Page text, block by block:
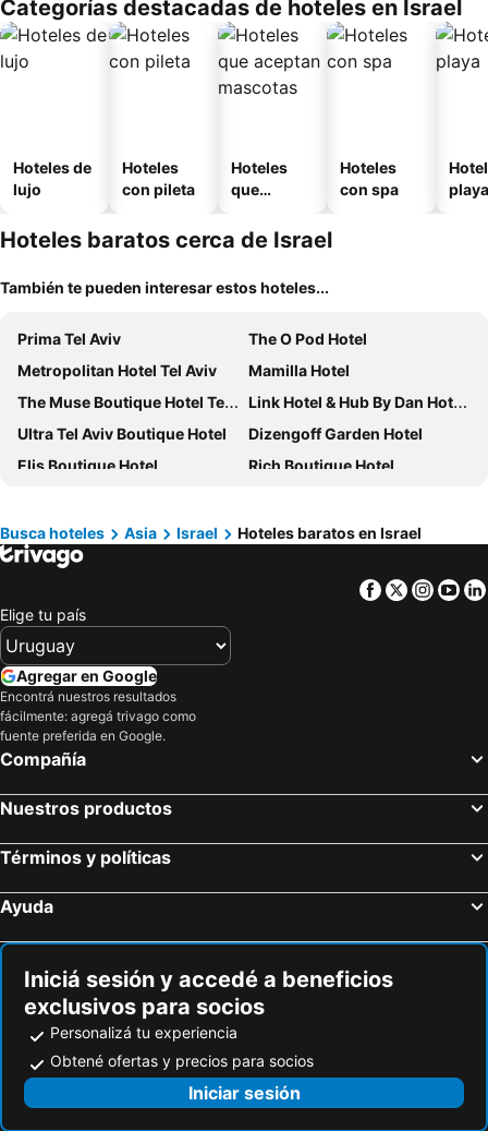
Categorías destacadas de hoteles en Israel
Hoteles de
lujo
Hoteles
con pileta
Hoteles
que
mascotas
Hoteles
con spa
playa
Hoteles baratos cerca de Israel
También te pueden interesar estos hoteles...
Prima Tel Aviv
The O Pod Hotel
Metropolitan Hotel Tel Aviv
Mamilla Hotel
The Muse Boutique Hotel Tel Aviv
Link Hotel & Hub By Dan Hotels
Ultra Tel Aviv Boutique Hotel
Dizengoff Garden Hotel
Elis Boutique Hotel
Rich Boutique Hotel
Leonardo Plaza Hotel Jerusalem
Residence Hotel
Orient Jerusalem
Crowne Plaza Tel Aviv City Center By Ihg
Abraham Tel Aviv
VERT Jerusalem by AFI Hotel
Red Sea Hotel
ibis Styles Jerusalem City Center
White Villa Tel Aviv Hotel
Berger Hotel
Mina Boutique
Busca hoteles Asia Israel Hoteles baratos en Israel
Facebook
Twitter
Elige tu país
Agregar en Google
Encontrá nuestros resultados
fácilmente: agregá trivago como
fuente preferida en Google.
Compañía
Nuestros productos
Términos y políticas
Ayuda
Iniciá sesión y accedé a beneficios
exclusivos para socios
Personalizá tu experiencia
Obtené ofertas y precios para socios
Iniciar sesión